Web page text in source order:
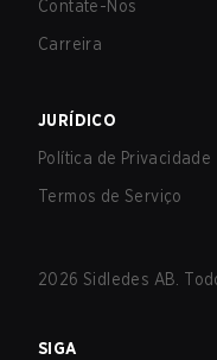
Contate-Nos
Carreira
JURÍDICO
Política de Privacidade
Termos de Serviço
2026 Sidledes AB.
SIGA